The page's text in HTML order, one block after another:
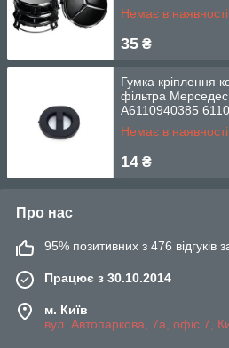
Немає в наявності
35 ₴
Гумка кріплення
фільтра
A6110940385
Немає в наявності
14 ₴
Про нас
95% позитивних з 476 відгуків
Працює з 30.10.2014
м. Київ
вул. Автопаркова, 7а, офіс 7,